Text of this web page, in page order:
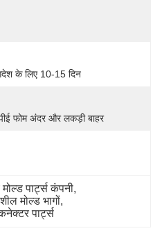
के लिए 10-15 दिन
फोम अंदर और लकड़ी बाहर
पार्ट्स कंपनी,
मोल्ड भागों,
पार्ट्स